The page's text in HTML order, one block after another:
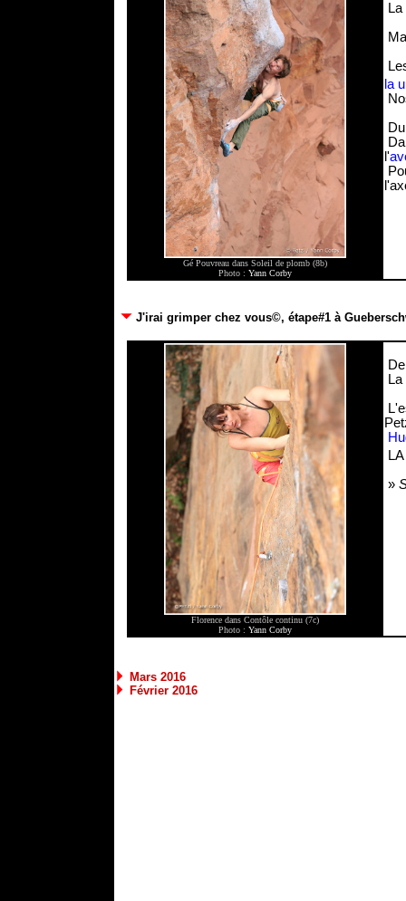
Gé Pouvreau dans Soleil de plomb (8b)
Photo : Yann Corby
la
l'
J'irai grimper chez vous©, étape#1 à
Florence dans Contôle continu (7c)
Photo : Yann Corby
»
Mars 2016
Février 2016